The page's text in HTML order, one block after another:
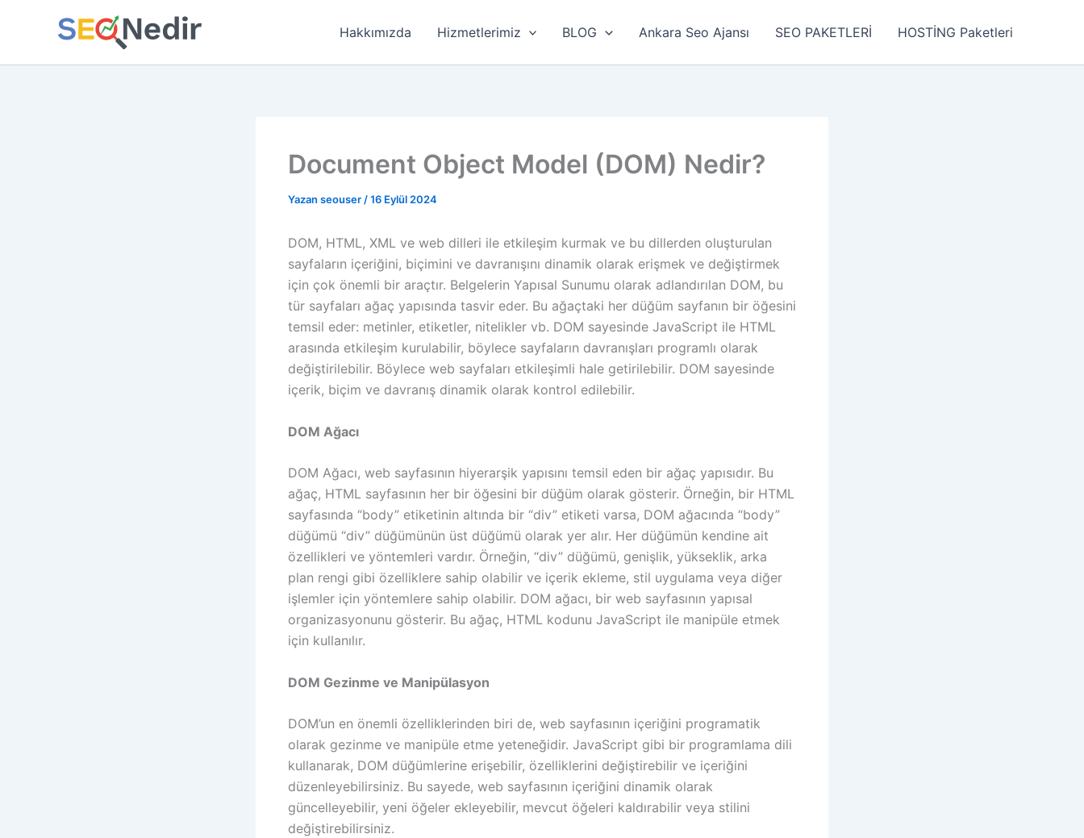
Hakkımızda Hizmetlerimiz BLOG Ankara Seo Ajansı SEO PAKETLERİ HOSTİNG Paketleri
Document Object Model (DOM) Nedir?
Yazan seouser /16 Eylül 2024
DOM, HTML, XML ve web dilleri ile etkileşim kurmak ve bu dillerden oluşturulan
sayfaların içeriğini, biçimini ve davranışını dinamik olarak erişmek ve değiştirmek
için çok önemli bir araçtır. Belgelerin Yapısal Sunumu olarak adlandırılan DOM, bu
tür sayfaları ağaç yapısında tasvir eder. Bu ağaçtaki her düğüm sayfanın bir öğesini
temsil eder: metinler, etiketler, nitelikler vb. DOM sayesinde JavaScript ile HTML
arasında etkileşim kurulabilir, böylece sayfaların davranışları programlı olarak
değiştirilebilir. Böylece web sayfaları etkileşimli hale getirilebilir. DOM sayesinde
içerik, biçim ve davranış dinamik olarak kontrol edilebilir.
DOM Ağacı
DOM Ağacı, web sayfasının hiyerarşik yapısını temsil eden bir ağaç yapısıdır. Bu
ağaç, HTML sayfasının her bir öğesini bir düğüm olarak gösterir. Örneğin, bir HTML
sayfasında “body” etiketinin altında bir “div” etiketi varsa, DOM ağacında “body”
düğümü “div” düğümünün üst düğümü olarak yer alır. Her düğümün kendine ait
özellikleri ve yöntemleri vardır. Örneğin, “div” düğümü, genişlik, yükseklik, arka
plan rengi gibi özelliklere sahip olabilir ve içerik ekleme, stil uygulama veya diğer
işlemler için yöntemlere sahip olabilir. DOM ağacı, bir web sayfasının yapısal
organizasyonunu gösterir. Bu ağaç, HTML kodunu JavaScript ile manipüle etmek
için kullanılır.
DOM Gezinme ve Manipülasyon
DOM’un en önemli özelliklerinden biri de, web sayfasının içeriğini programatik
olarak gezinme ve manipüle etme yeteneğidir. JavaScript gibi bir programlama dili
kullanarak, DOM düğümlerine erişebilir, özelliklerini değiştirebilir ve içeriğini
düzenleyebilirsiniz. Bu sayede, web sayfasının içeriğini dinamik olarak
güncelleyebilir, yeni öğeler ekleyebilir, mevcut öğeleri kaldırabilir veya stilini
değiştirebilirsiniz.